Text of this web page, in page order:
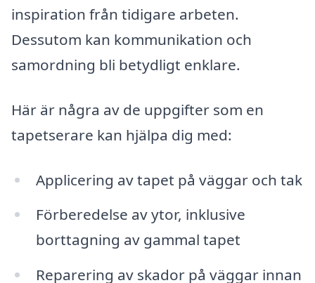
inspiration från tidigare arbeten.
Dessutom kan kommunikation och
samordning bli betydligt enklare.
Här är några av de uppgifter som en
tapetserare kan hjälpa dig med:
Applicering av tapet på väggar och tak
Förberedelse av ytor, inklusive
borttagning av gammal tapet
Reparering av skador på väggar innan